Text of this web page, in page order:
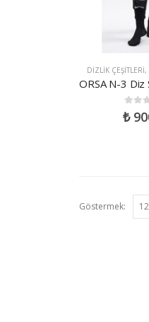
DIZLIK ÇEŞITLERI,
0 out
₺
Göstermek: